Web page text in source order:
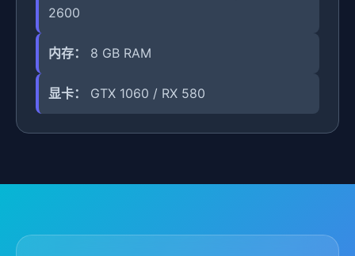
2600
内存： 8 GB RAM
显卡： GTX 1060 / RX 580